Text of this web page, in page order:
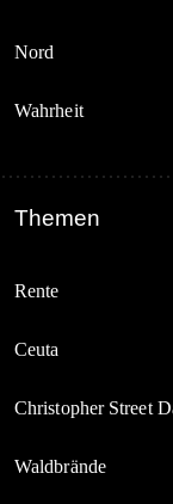
Nord
Wahrheit
Themen
Rente
Ceuta
Christopher Street
Waldbrände